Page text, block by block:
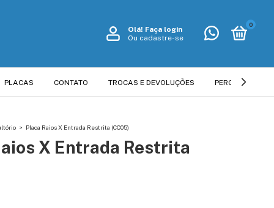
Olá! Faça login
Ou cadastre-se
0
PLACAS CONTATO TROCAS E DEVOLUÇÕES PERGUNTAS
> Placa Raios X Entrada Restrita (CC05)
X Entrada Restrita